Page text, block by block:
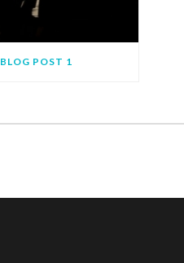
BLOG POST 1